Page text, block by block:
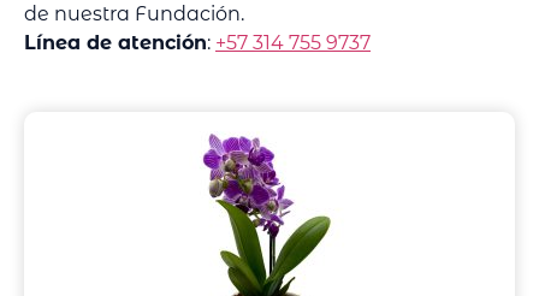
de nuestra Fundación.
Línea de atención: +57 314 755 9737